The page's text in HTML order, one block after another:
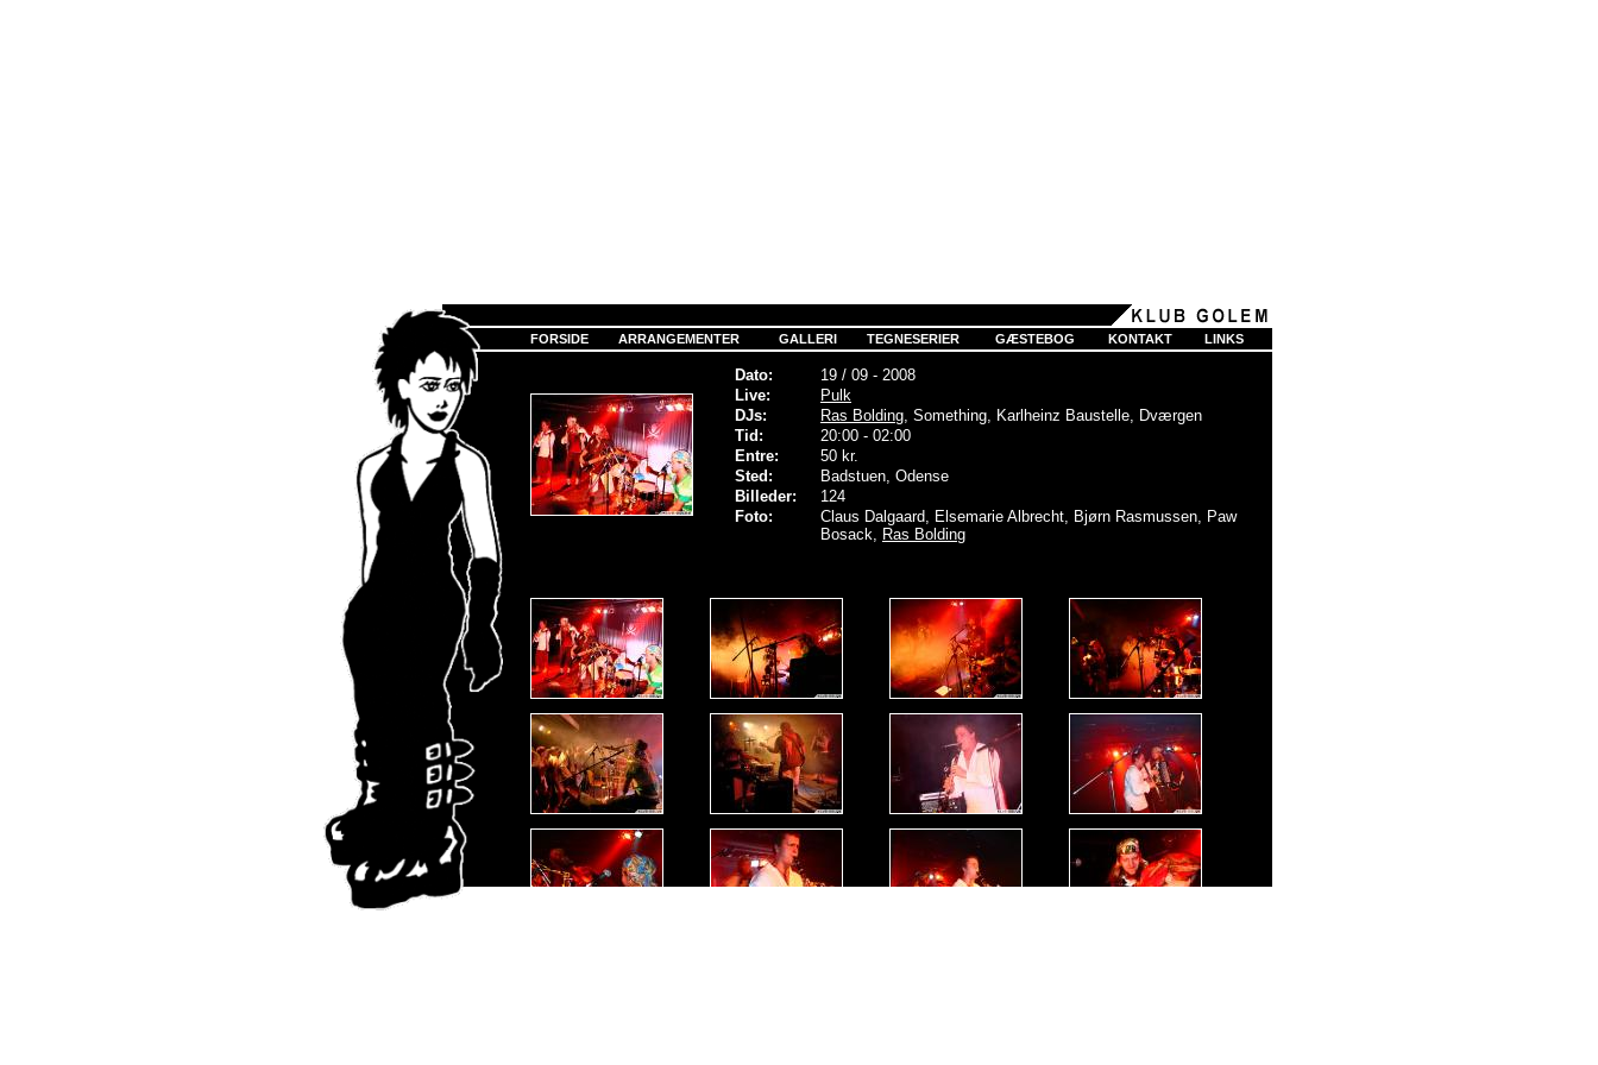
FORSIDE ARRANGEMENTER GALLERI TEGNESERIER GÆSTEBOG KONTAKT LINKS
Dato:
19 / 09 - 2008
Live:
Pulk
DJs:
Ras Bolding, Something, Karlheinz Baustelle, Dværgen
Tid:
20:00 - 02:00
Entre:
50 kr.
Sted:
Badstuen, Odense
Billeder:
124
Foto:
Claus Dalgaard, Elsemarie Albrecht, Bjørn Rasmussen, Paw
Bosack, Ras Bolding